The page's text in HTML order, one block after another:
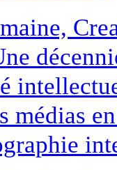
médias